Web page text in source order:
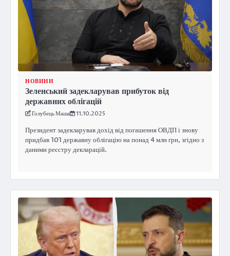
НОВИНИ
Зеленський задекларував прибуток від
державних облігацій
Голубець Маша 11.10.2025
Президент задекларував дохід від погашення ОВДП і знову
придбав 101 державну облігацію на понад 4 млн грн, згідно з
даними реєстру декларацій.